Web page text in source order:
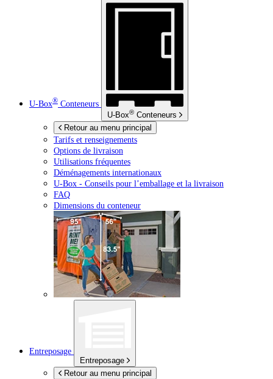
U-Box® Conteneurs
U-Box® Conteneurs
Retour au menu principal
Tarifs et renseignements
Options de livraison
Utilisations fréquentes
Déménagements internationaux
U-Box - Conseils pour l’emballage et la livraison
FAQ
Dimensions du conteneur
Entreposage
Entreposage
Retour au menu principal